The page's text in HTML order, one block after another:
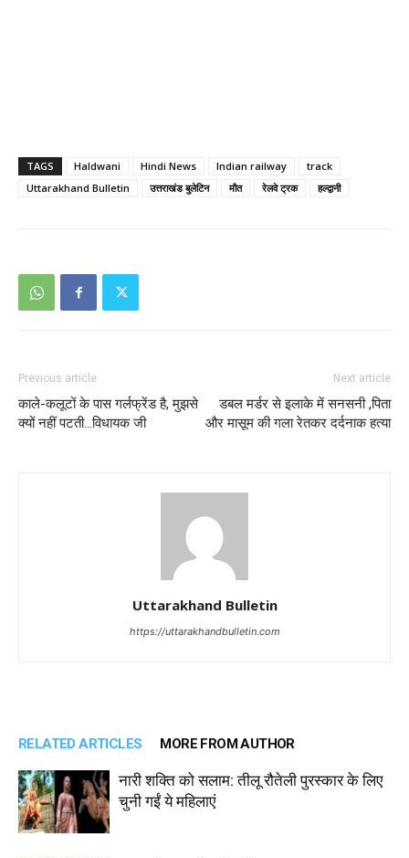
TAGS Haldwani Hindi News Indian railway
track
Uttarakhand Bulletin
उत्तराखंड बुलेटिन मौत रेलवे ट्रक हल्द्वानी
Previous article
काले-कलूटों के पास गर्लफ्रेंड है, मुझसे
क्यों नहीं पटती…विधायक जी
Next article
डबल मर्डर से इलाके में सनसनी ,पिता
और मासूम की गला रेतकर दर्दनाक हत्या
Uttarakhand Bulletin
https://uttarakhandbulletin.com
RELATED ARTICLES MORE FROM AUTHOR
नारी शक्ति को सलाम: तीलू रौतेली पुरस्कार के लिए
चुनी गईं ये महिलाएं